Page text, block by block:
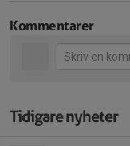
Kommentarer
Tidigare nyheter